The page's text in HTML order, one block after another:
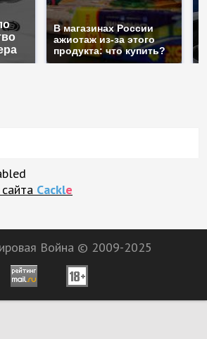
В магазинах России
ажиотаж из-за этого
продукта: что купить?
Cackle
Война © 2009-2025